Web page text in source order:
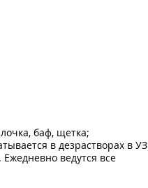
баф, щетка;
в дезрастворах в УЗ
ведутся все